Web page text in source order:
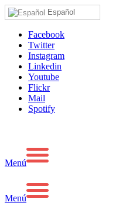
Español
Facebook
Twitter
Instagram
Linkedin
Youtube
Flickr
Mail
Spotify
Menú
Menú